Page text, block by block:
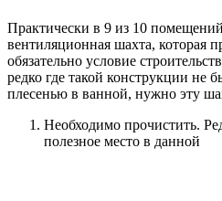
Практически в 9 из 10
вентиляционная шахта, которая
обязательно условие
редко где такой конструкции не
плесенью в ванной, нужно эту
Необходимо прочистить.
полезное место в данной